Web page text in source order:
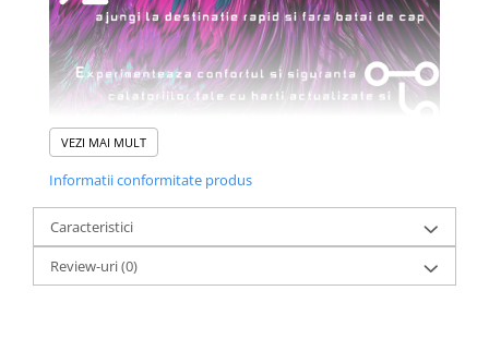
VEZI MAI MULT
Informatii conformitate produs
Caracteristici
Review-uri(0)